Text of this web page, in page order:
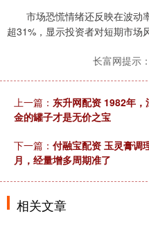
市场恐慌情绪还反映在波动
超31%，显示投资者对短期市场
长富网提示
上一篇： 东升网配资 1982年
金的罐子才是无价之宝
下一篇： 付融宝配资 玉灵膏调
月，经量增多周期准了
相关文章